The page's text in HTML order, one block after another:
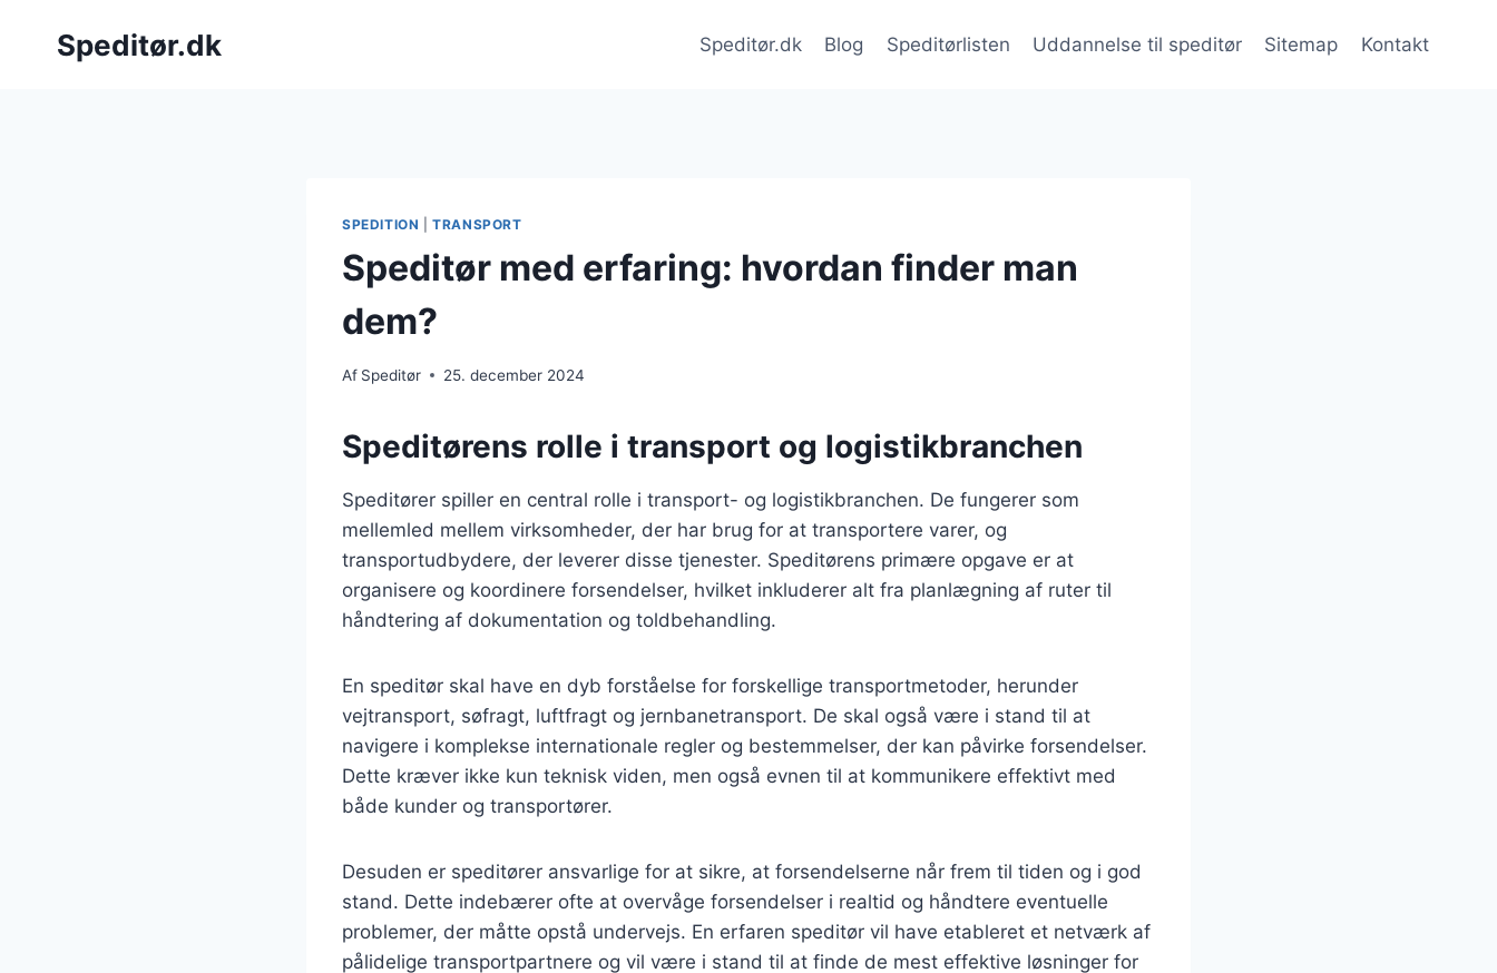
Speditør.dk Speditør.dk Blog Speditørlisten Uddannelse til speditør Sitemap Kontakt
SPEDITION |TRANSPORT
Speditør med erfaring: hvordan finder man
dem?
Af Speditør 25. december 2024
Speditørens rolle i transport og logistikbranchen
Speditører spiller en central rolle i transport- og logistikbranchen. De fungerer som
mellemled mellem virksomheder, der har brug for at transportere varer, og
transportudbydere, der leverer disse tjenester. Speditørens primære opgave er at
organisere og koordinere forsendelser, hvilket inkluderer alt fra planlægning af ruter til
håndtering af dokumentation og toldbehandling.
En speditør skal have en dyb forståelse for forskellige transportmetoder, herunder
vejtransport, søfragt, luftfragt og jernbanetransport. De skal også være i stand til at
navigere i komplekse internationale regler og bestemmelser, der kan påvirke forsendelser.
Dette kræver ikke kun teknisk viden, men også evnen til at kommunikere effektivt med
både kunder og transportører.
Desuden er speditører ansvarlige for at sikre, at forsendelserne når frem til tiden og i god
stand. Dette indebærer ofte at overvåge forsendelser i realtid og håndtere eventuelle
problemer, der måtte opstå undervejs. En erfaren speditør vil have etableret et netværk af
pålidelige transportpartnere og vil være i stand til at finde de mest effektive løsninger for